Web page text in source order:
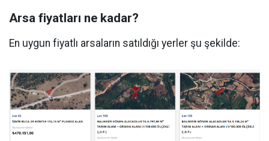
Arsa fiyatları ne kadar?
En uygun fiyatlı arsaların satıldığı yerler şu şekilde: